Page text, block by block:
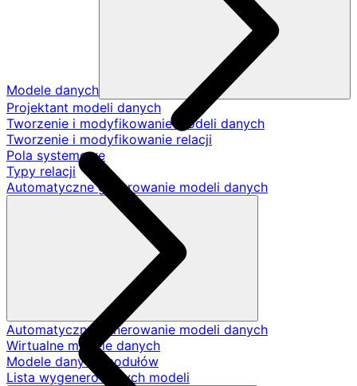
Modele danych
Projektant modeli danych
Tworzenie i modyfikowanie modeli danych
Tworzenie i modyfikowanie relacji
Pola systemowe
Typy relacji
Automatyczne generowanie modeli danych
Automatyczne generowanie modeli danych
Wirtualne modele danych
Modele danych modułów
Lista wygenerowanych modeli